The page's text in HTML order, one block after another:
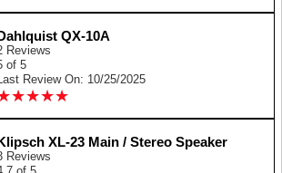
QX-10A
Reviews
of 5
Review On: 10/25/2025
★★★★
★★★★
XL-23 Main / Stereo Speaker
Reviews